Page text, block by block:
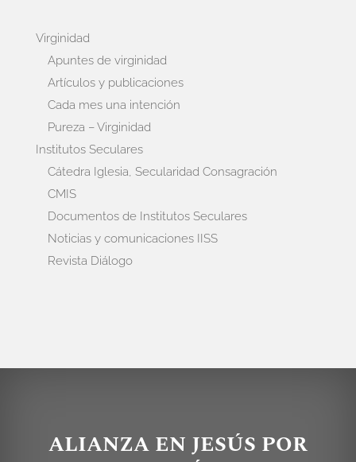
Virginidad
Apuntes de virginidad
Artículos y publicaciones
Cada mes una intención
Pureza – Virginidad
Institutos Seculares
Cátedra Iglesia, Secularidad Consagración
CMIS
Documentos de Institutos Seculares
Noticias y comunicaciones IISS
Revista Diálogo
ALIANZA EN JESÚS POR